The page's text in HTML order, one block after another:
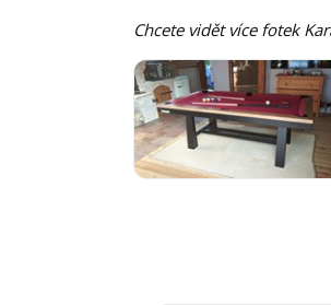
Chcete vidět více fotek